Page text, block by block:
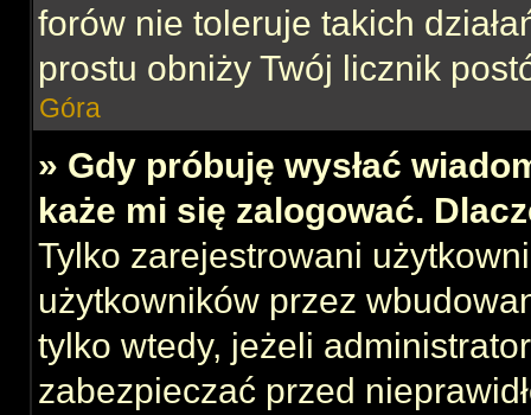
forów nie toleruje takich
prostu obniży Twój licznik
Góra
» Gdy próbuję wysłać
każe mi się zalogować.
Tylko zarejestrowani
użytkowników przez
tylko wtedy, jeżeli
zabezpieczać przed